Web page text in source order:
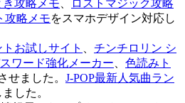
攻略メモ
ロストマジック攻略
攻略メモをスマホデザイン対応し
お試しサイト
チンチロリン シ
ワード強化メーカー
色読みト
せました。 J-POP最新人気曲ラン
した。